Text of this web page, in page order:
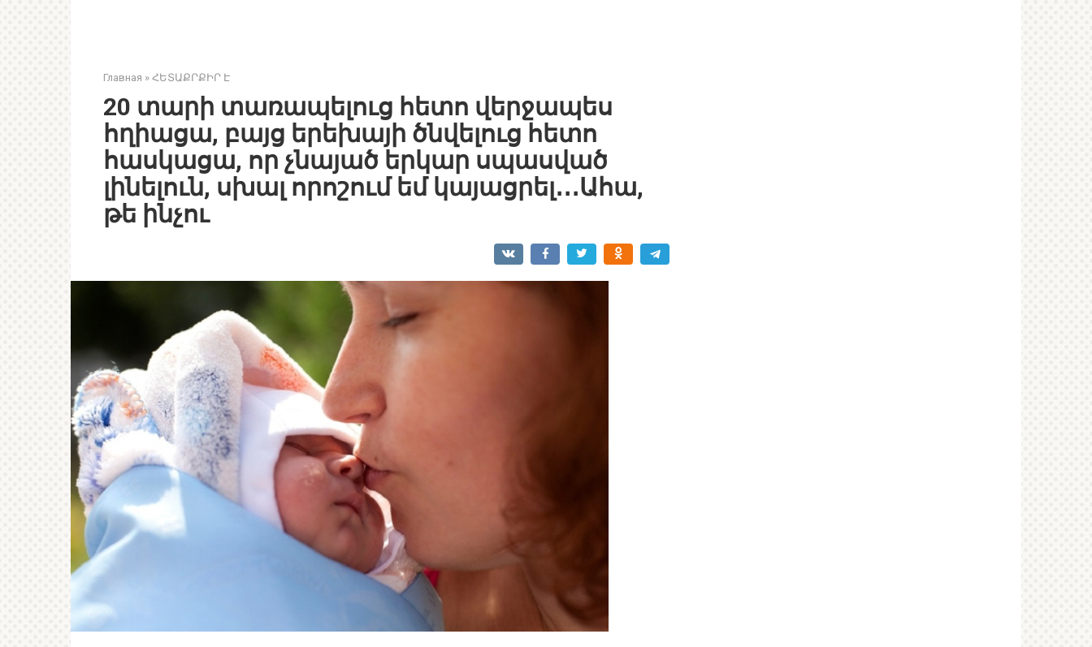
Главная » ՀԵՏԱՔՐՔԻՐ Է
20 տարի տառապելուց հետո վերջապես
հղիացա, բայց երեխայի ծնվելուց հետո
հասկացա, որ չնայած երկար սպասված
լինելուն, սխալ որոշում եմ կայացրել․․․Ահա,
թե ինչու